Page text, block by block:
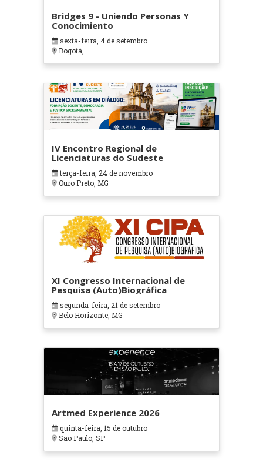
Bridges 9 - Uniendo Personas Y
Conocimiento
sexta-feira, 4 de setembro
Bogotá,
IV Encontro Regional de
Licenciaturas do Sudeste
terça-feira, 24 de novembro
Ouro Preto, MG
XI Congresso Internacional de
Pesquisa (Auto)Biográfica
segunda-feira, 21 de setembro
Belo Horizonte, MG
Artmed Experience 2026
quinta-feira, 15 de outubro
Sao Paulo, SP